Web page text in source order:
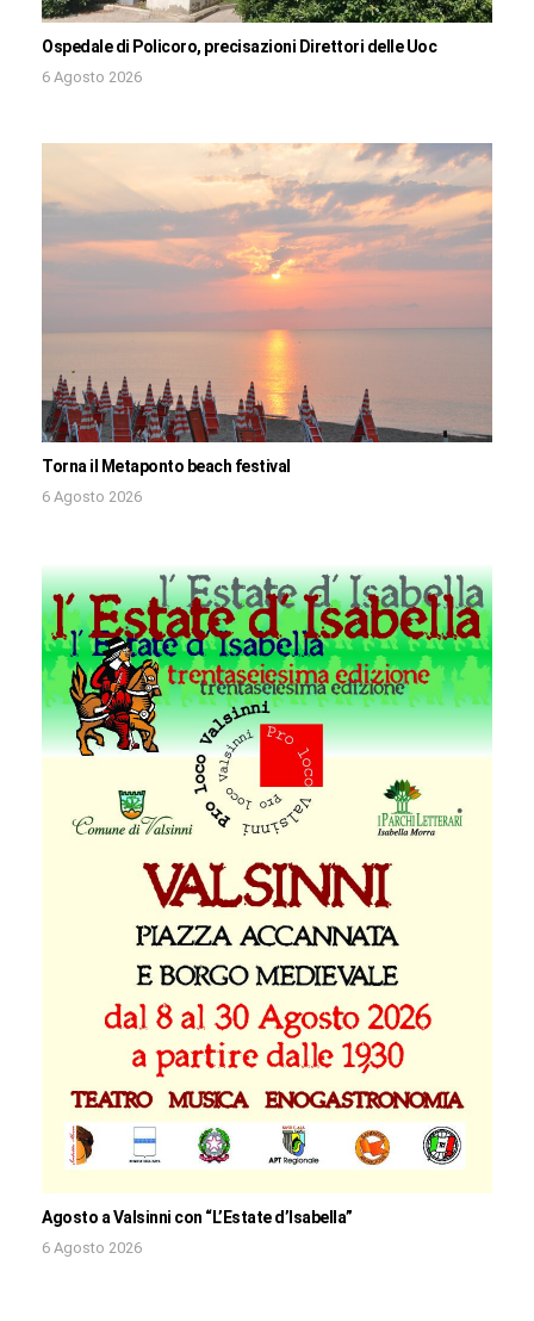
Ospedale di Policoro, precisazioni Direttori delle Uoc
6 Agosto 2026
Torna il Metaponto beach festival
6 Agosto 2026
Agosto a Valsinni con “L’Estate d’Isabella”
6 Agosto 2026